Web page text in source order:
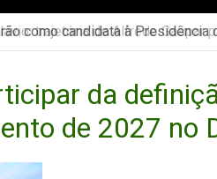
trajetória de Alfredo
da
de 2027 no